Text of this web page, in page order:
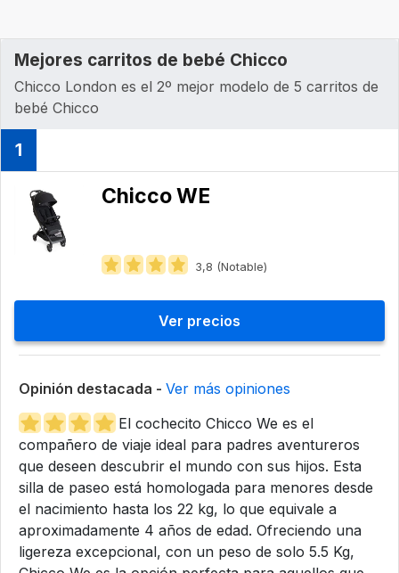
Mejores carritos de bebé Chicco
Chicco London es el 2º mejor modelo de 5 carritos de
bebé Chicco
1
Chicco WE
3,8 (Notable)
Ver precios
Opinión destacada - Ver más opiniones
El cochecito Chicco We es el
compañero de viaje ideal para padres aventureros
que deseen descubrir el mundo con sus hijos. Esta
silla de paseo está homologada para menores desde
el nacimiento hasta los 22 kg, lo que equivale a
aproximadamente 4 años de edad. Ofreciendo una
ligereza excepcional, con un peso de solo 5.5 Kg,